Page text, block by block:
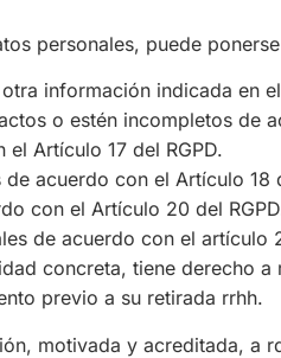
personales, puede
información indicada en el
o estén incompletos de
Artículo 17 del RGPD.
acuerdo con el Artículo 18
con el Artículo 20 del
de acuerdo con el artículo
concreta, tiene derecho
previo a su retirada rrhh.
motivada y acreditada, a